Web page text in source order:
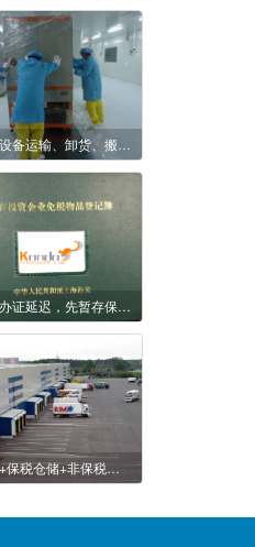
进口办证延迟，先暂存保税区仓库再进口
清关+保税仓储+非保税仓储+全国零担整车配送综合服务项目